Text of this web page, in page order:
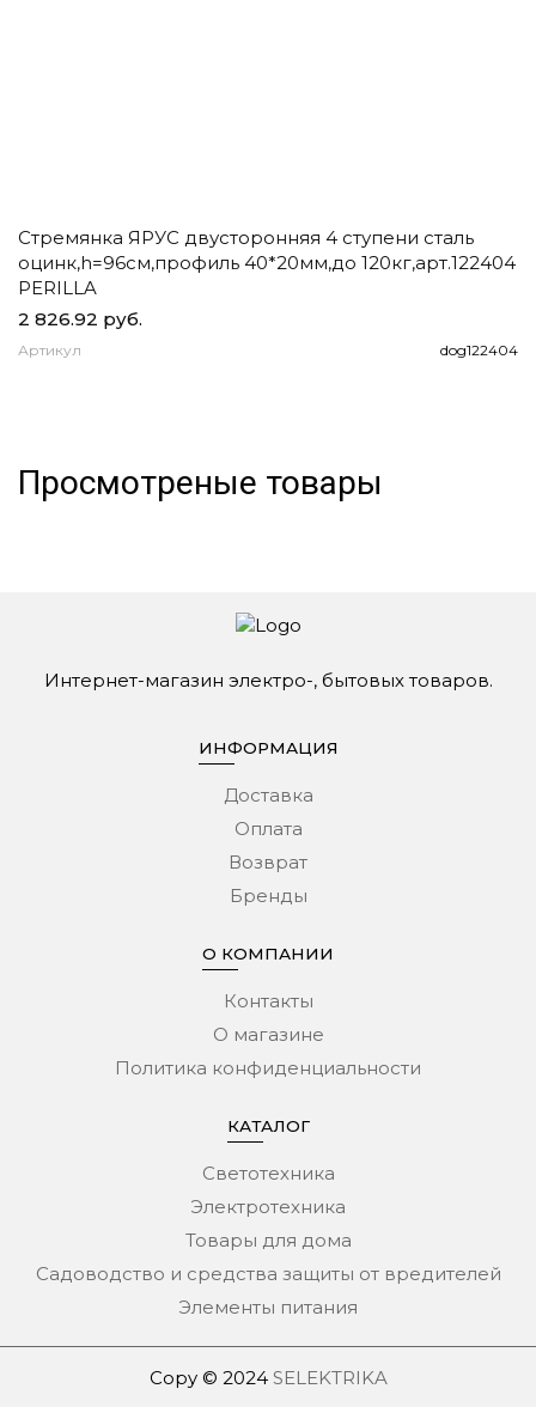
Стремянка ЯРУС двусторонняя 4 ступени сталь
оцинк,h=96см,профиль 40*20мм,до 120кг,арт.122404
PERILLA
2 826.92 руб.
Артикул dog122404
Просмотреные товары
Интернет-магазин электро-, бытовых товаров.
ИНФОРМАЦИЯ
Доставка
Оплата
Возврат
Бренды
О КОМПАНИИ
Контакты
О магазине
Политика конфиденциальности
КАТАЛОГ
Светотехника
Электротехника
Товары для дома
Садоводство и средства защиты от вредителей
Элементы питания
Copy © 2024 SELEKTRIKA